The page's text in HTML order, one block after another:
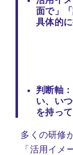
面で」
具体的
判断軸：
い、い
を持っ
多くの研修
「活用イメ